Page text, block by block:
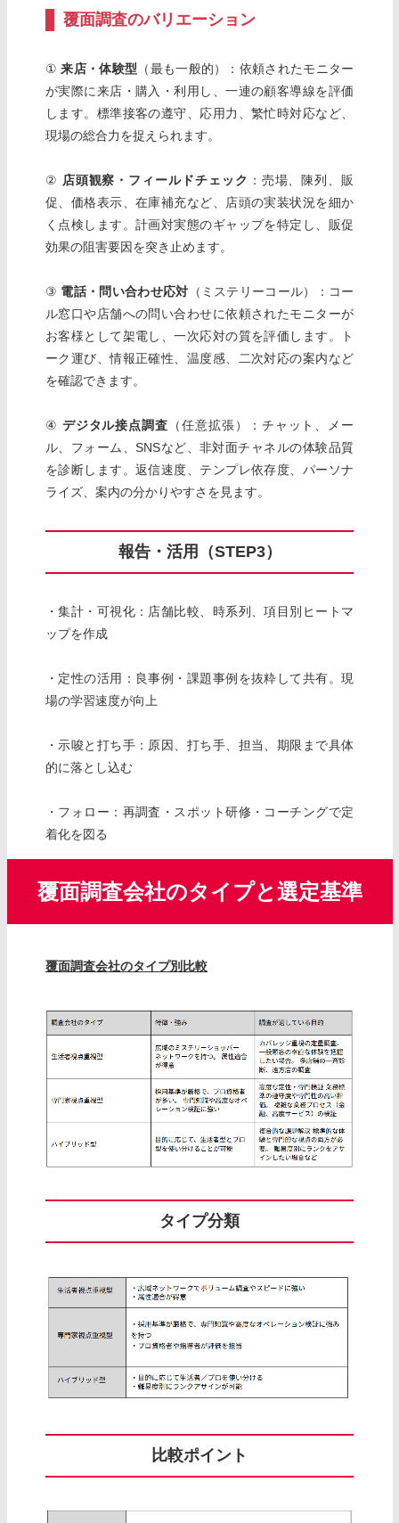
覆面調査のバリエーション
①来店・体験型 （最も一般的）：依頼されたモニター
が実際に来店・購入・利用し、一連の顧客導線を評価
します。標準接客の遵守、応用力、繁忙時対応など、
現場の総合力を捉えられます。
② 店頭観察・フィールドチェック ：売場、陳列、販
促、価格表示、在庫補充など、店頭の実装状況を細か
く点検します。計画対実態のギャップを特定し、販促
効果の阻害要因を突き止めます。
③ 電話・問い合わせ応対 （ミステリーコール）：コー
ル窓口や店舗への問い合わせに依頼されたモニターが
お客様として架電し、一次応対の質を評価します。ト
ーク運び、情報正確性、温度感、二次対応の案内など
を確認できます。
④ デジタル接点調査 （任意拡張）：チャット、メー
ル、フォーム、SNSなど、非対面チャネルの体験品質
を診断します。返信速度、テンプレ依存度、パーソナ
ライズ、案内の分かりやすさを見ます。
報告・活用（STEP3）
・集計・可視化：店舗比較、時系列、項目別ヒートマ
ップを作成
・定性の活用：良事例・課題事例を抜粋して共有。現
場の学習速度が向上
・示唆と打ち手：原因、打ち手、担当、期限まで具体
的に落とし込む
・フォロー：再調査・スポット研修・コーチングで定
着化を図る
覆面調査会社のタイプと選定基準
覆面調査会社のタイプ別比較
タイプ分類
比較ポイント